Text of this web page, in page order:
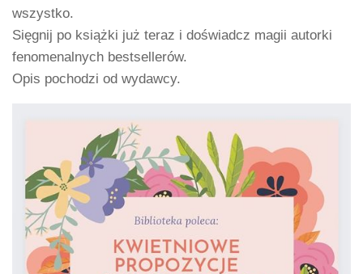
wszystko.
Sięgnij po książki już teraz i doświadcz magii autorki
fenomenalnych bestsellerów.
Opis pochodzi od wydawcy.